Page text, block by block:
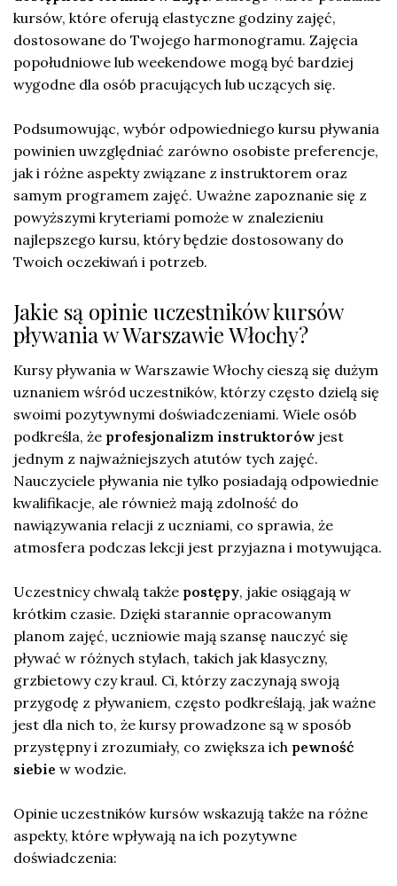
kursów, które oferują elastyczne godziny zajęć,
dostosowane do Twojego harmonogramu. Zajęcia
popołudniowe lub weekendowe mogą być bardziej
wygodne dla osób pracujących lub uczących się.
Podsumowując, wybór odpowiedniego kursu pływania
powinien uwzględniać zarówno osobiste preferencje,
jak i różne aspekty związane z instruktorem oraz
samym programem zajęć. Uważne zapoznanie się z
powyższymi kryteriami pomoże w znalezieniu
najlepszego kursu, który będzie dostosowany do
Twoich oczekiwań i potrzeb.
Jakie są opinie uczestników kursów
pływania w Warszawie Włochy?
Kursy pływania w Warszawie Włochy cieszą się dużym
uznaniem wśród uczestników, którzy często dzielą się
swoimi pozytywnymi doświadczeniami. Wiele osób
podkreśla, że profesjonalizm instruktorów jest
jednym z najważniejszych atutów tych zajęć.
Nauczyciele pływania nie tylko posiadają odpowiednie
kwalifikacje, ale również mają zdolność do
nawiązywania relacji z uczniami, co sprawia, że
atmosfera podczas lekcji jest przyjazna i motywująca.
Uczestnicy chwalą także postępy, jakie osiągają w
krótkim czasie. Dzięki starannie opracowanym
planom zajęć, uczniowie mają szansę nauczyć się
pływać w różnych stylach, takich jak klasyczny,
grzbietowy czy kraul. Ci, którzy zaczynają swoją
przygodę z pływaniem, często podkreślają, jak ważne
jest dla nich to, że kursy prowadzone są w sposób
przystępny i zrozumiały, co zwiększa ich pewność
siebie w wodzie.
Opinie uczestników kursów wskazują także na różne
aspekty, które wpływają na ich pozytywne
doświadczenia: